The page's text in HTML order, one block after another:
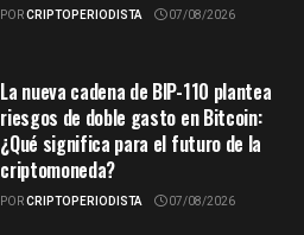
PORCRIPTOPERIODISTA 07/08/2026
La nueva cadena de BIP-110 plantea
riesgos de doble gasto en Bitcoin:
¿Qué significa para el futuro de la
criptomoneda?
PORCRIPTOPERIODISTA 07/08/2026